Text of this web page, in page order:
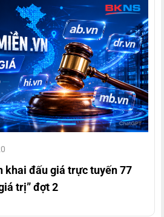
khai đấu giá trực tuyến 77
trị” đợt 2